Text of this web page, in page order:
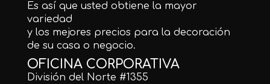
Es así que usted obtiene la mayor
variedad
y los mejores precios para la decoración
de su casa o negocio.
OFICINA CORPORATIVA
División del Norte #1355